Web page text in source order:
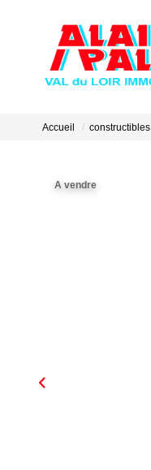
Accueil constructibles
A vendre